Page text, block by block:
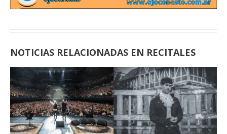
NOTICIAS RELACIONADAS EN RECITALES